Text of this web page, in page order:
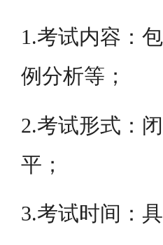
1.考试内容：
例分析等；
2.考试形式：
平；
3.考试时间：